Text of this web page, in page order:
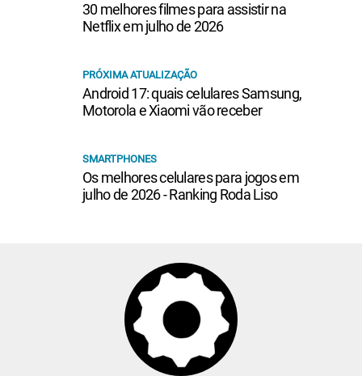
30 melhores filmes para assistir na
Netflix em julho de 2026
PRÓXIMA ATUALIZAÇÃO
Android 17: quais celulares Samsung,
Motorola e Xiaomi vão receber
SMARTPHONES
Os melhores celulares para jogos em
julho de 2026 - Ranking Roda Liso